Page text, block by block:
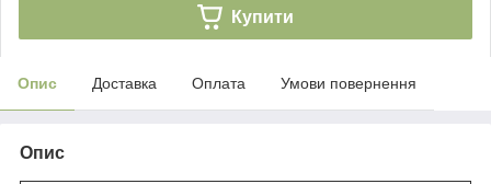
Купити
Опис Доставка Оплата Умови повернення
Опис